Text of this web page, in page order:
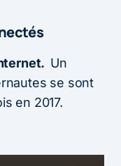
Un
se sont
en 2017.